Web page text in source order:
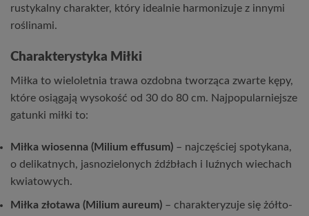
rustykalny charakter, który idealnie harmonizuje z innymi
roślinami.
Charakterystyka Miłki
Miłka to wieloletnia trawa ozdobna tworząca zwarte kępy,
które osiągają wysokość od 30 do 80 cm. Najpopularniejsze
gatunki miłki to:
Miłka wiosenna (Milium effusum) – najczęściej spotykana,
o delikatnych, jasnozielonych źdźbłach i luźnych wiechach
kwiatowych.
Miłka złotawa (Milium aureum) – charakteryzuje się żółto-